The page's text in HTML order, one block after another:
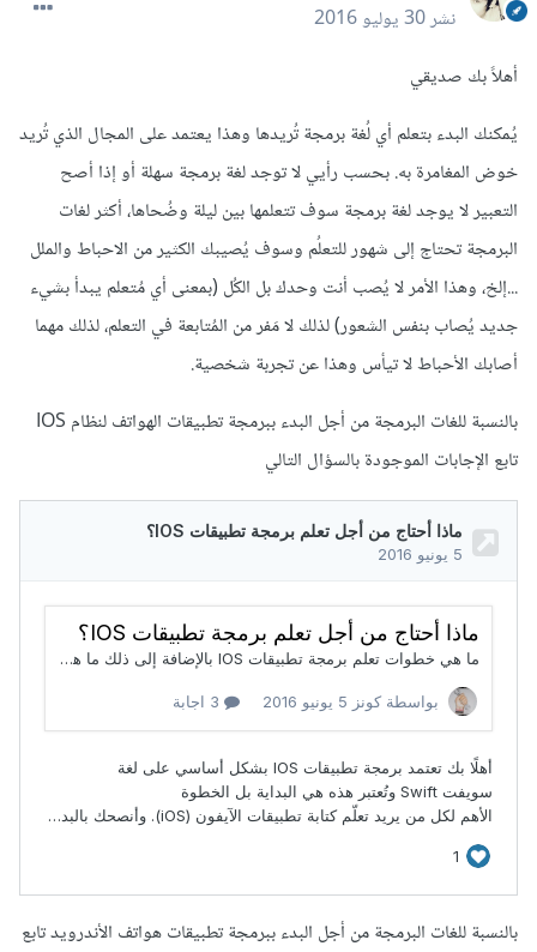
نشر30 يوليو 2016
أهلاً بك صديقي
يُمكنك البدء بتعلم أي لُغة برمجة تُريدها وهذا يعتمد على المجال الذي تُريد
خوض المغامرة به. بحسب رأيي لا توجد لغة برمجة سهلة أو إذا أصح
التعبير لا يوجد لغة برمجة سوف تتعلمها بين ليلة وضُحاها، أكثر لغات
البرمجة تحتاج إلى شهور للتعلُم وسوف يُصيبك الكثير من الاحباط والملل
...إلخ، وهذا الأمر لا يُصب أنت وحدك بل الكُل (بمعنى أي مُتعلم يبدأ بشيء
جديد يُصاب بنفس الشعور) لذلك لا مَفر من المُتابعة في التعلم، لذلك مهما
أصابك الأحباط لا تيأس وهذا عن تجربة شخصية.
بالنسبة للغات البرمجة من أجل البدء ببرمجة تطبيقات الهواتف لنظام IOS
تابع الإجابات الموجودة بالسؤال التالي
بالنسبة للغات البرمجة من أجل البدء ببرمجة تطبيقات هواتف الأندرويد تابع